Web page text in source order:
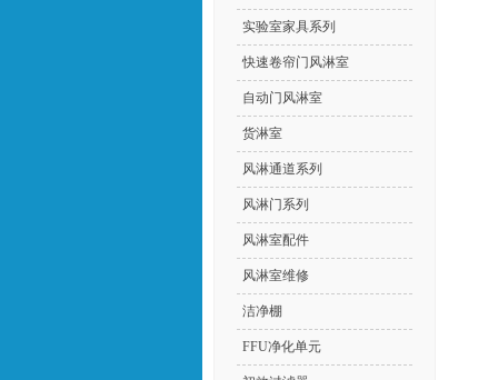
实验室家具系列
快速卷帘门风淋室
自动门风淋室
货淋室
风淋通道系列
风淋门系列
风淋室配件
风淋室维修
洁净棚
FFU净化单元